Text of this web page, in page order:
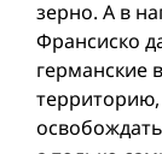
зерно. А в
Франсиско
германские